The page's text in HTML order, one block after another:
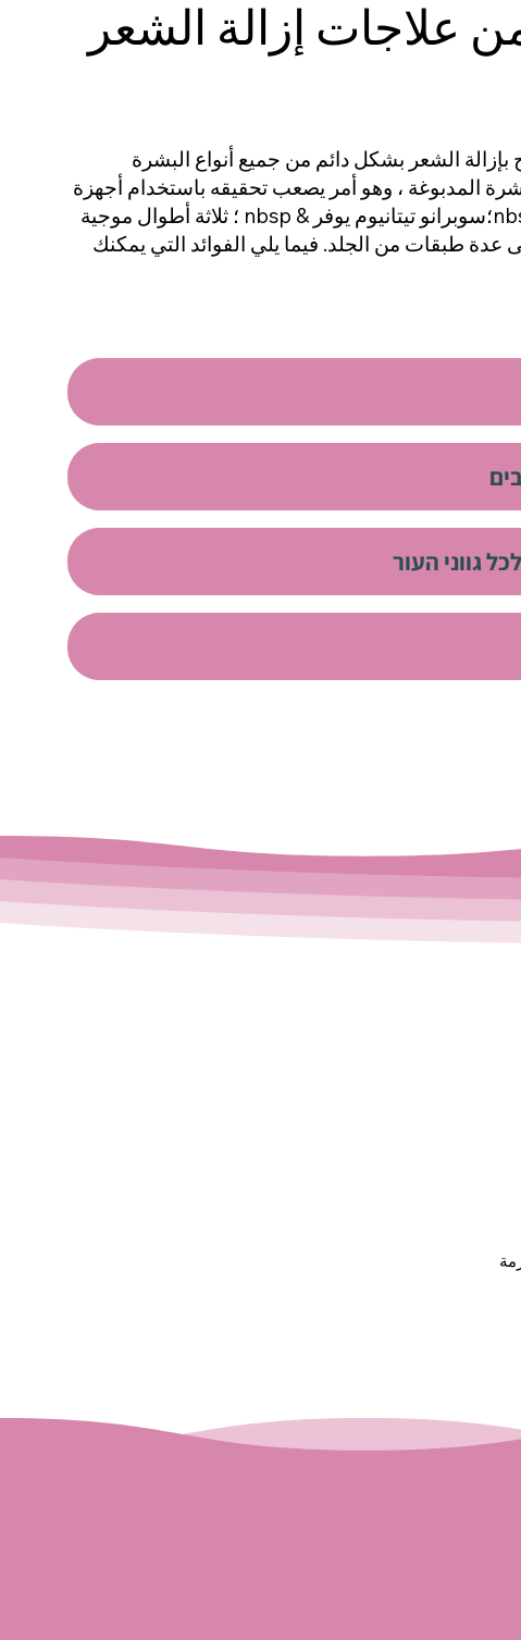
علاجات إزالة الشعر
الشعر بشكل دائم من جميع أنواع البشرة
المدبوغة ، وهو أمر يصعب تحقيقه باستخدام أجهزة
سوبرانو تيتانيوم
يوفر & nbsp ؛ ثلاثة أطوال موجية
عدة طبقات من الجلد. فيما يلي الفوائد التي يمكنك
גווני העור